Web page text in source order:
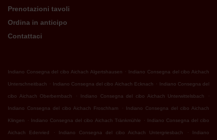
Prenotazioni tavoli
Ordina in anticipo
Contattaci
Indiano Consegna del cibo Aichach Algertshausen . Indiano Consegna del cibo Aichach
Unterschneitbach . Indiano Consegna del cibo Aichach Ecknach . Indiano Consegna del
cibo Aichach Oberbernbach . Indiano Consegna del cibo Aichach Unterwittelsbach .
Indiano Consegna del cibo Aichach Froschham . Indiano Consegna del cibo Aichach
Klingen . Indiano Consegna del cibo Aichach Tränkmühle . Indiano Consegna del cibo
Aichach Edenried . Indiano Consegna del cibo Aichach Untergriesbach . Indiano